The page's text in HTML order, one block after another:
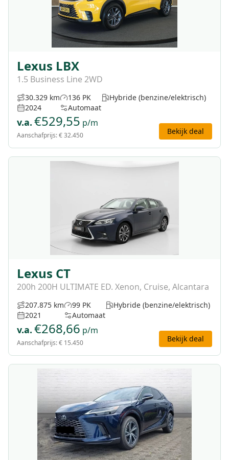
Lexus LBX
1.5 Business Line 2WD
30.329 km
2024
136 PK
Automaat
Hybride (benzine/elektrisch)
v.a. €529,55 p/m
Aanschafprijs:€ 32.450 Bekijk deal
Lexus CT
200h 200H ULTIMATE ED. Xenon, Cruise, Alcantara
207.875 km
2021
99 PK
Automaat
Hybride (benzine/elektrisch)
v.a. €268,66 p/m
Aanschafprijs:€ 15.450 Bekijk deal